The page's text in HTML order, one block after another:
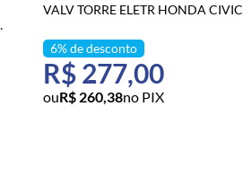
VALV TORRE ELETR HONDA CIVIC
R$ 260,38no PIX
R$ 277,00